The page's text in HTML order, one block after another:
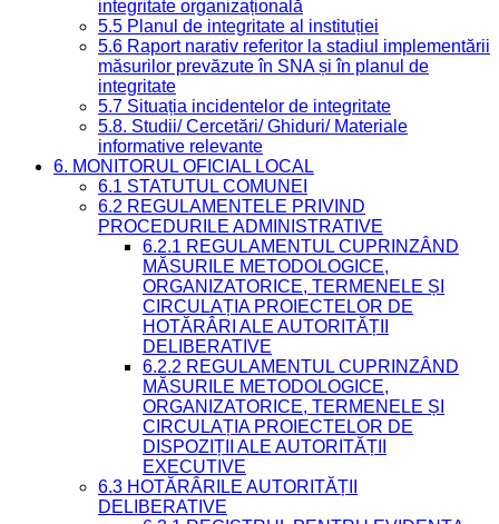
integritate organizațională
5.5 Planul de integritate al instituției
5.6 Raport narativ referitor la stadiul implementării
măsurilor prevăzute în SNA și în planul de
integritate
5.7 Situația incidentelor de integritate
5.8. Studii/ Cercetări/ Ghiduri/ Materiale
informative relevante
6. MONITORUL OFICIAL LOCAL
6.1 STATUTUL COMUNEI
6.2 REGULAMENTELE PRIVIND
PROCEDURILE ADMINISTRATIVE
6.2.1 REGULAMENTUL CUPRINZÂND
MĂSURILE METODOLOGICE,
ORGANIZATORICE, TERMENELE ȘI
CIRCULAȚIA PROIECTELOR DE
HOTĂRÂRI ALE AUTORITĂȚII
DELIBERATIVE
6.2.2 REGULAMENTUL CUPRINZÂND
MĂSURILE METODOLOGICE,
ORGANIZATORICE, TERMENELE ȘI
CIRCULAȚIA PROIECTELOR DE
DISPOZIȚII ALE AUTORITĂȚII
EXECUTIVE
6.3 HOTĂRÂRILE AUTORITĂȚII
DELIBERATIVE